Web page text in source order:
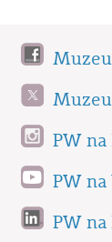
PW
PW na
PW